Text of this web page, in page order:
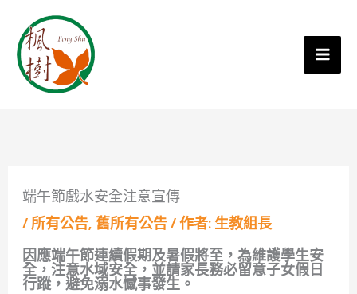
端午節戲水安全注意宣傳
/所有公告, 舊所有公告/ 作者: 生教組長
因應端午節連續假期及暑假將至，為維護學生安
全，注意水域安全，並請家長務必留意子女假日
行蹤，避免溺水憾事發生。